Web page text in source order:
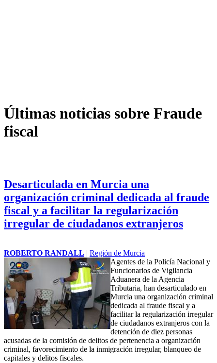
Últimas noticias sobre Fraude
fiscal
Desarticulada en Murcia una
organización criminal dedicada al fraude
fiscal y a facilitar la regularización
irregular de ciudadanos extranjeros
ROBERTO RANDALL | Región de Murcia
Agentes de la Policía Nacional y
Funcionarios de Vigilancia
Aduanera de la Agencia
Tributaria, han desarticulado en
Murcia una organización criminal
dedicada al fraude fiscal y a
facilitar la regularización irregular
de ciudadanos extranjeros con la
detención de diez personas
acusadas de la comisión de delitos de pertenencia a organización
criminal, favorecimiento de la inmigración irregular, blanqueo de
capitales y delitos fiscales.